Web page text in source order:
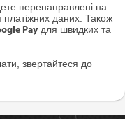
перенаправлені на
платіжних даних. Також
Pay для швидких та
звертайтеся до